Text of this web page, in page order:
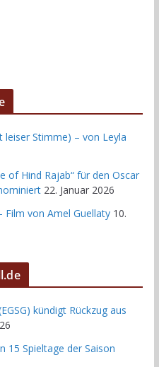
Stimme) – von Leyla
of Hind Rajab“ für den Oscar
22. Januar 2026
Film von Amel Guellaty 10.
kündigt Rückzug aus
15 Spieltage der Saison